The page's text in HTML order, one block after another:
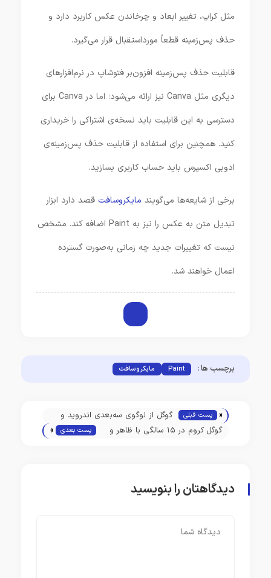
مثل کراپ، تغییر ابعاد و چرخاندن عکس کاربرد دارد و
حذف پس‌زمینه قطعاً مورداستقبال قرار می‌گیرد.
قابلیت حذف پس‌زمینه افزون‌بر فتوشاپ در نرم‌افزارهای
دیگری مثل Canva نیز ارائه می‌شود؛ اما در Canva برای
دسترسی به این قابلیت باید نسخه‌ی اشتراکی را خریداری
کنید. همچنین برای استفاده از قابلیت حذف پس‌زمینه‌ی
ادوبی اکسپرس باید حساب کاربری بسازید.
برخی از شایعه‌ها می‌گویند مایکروسافت قصد دارد ابزار
تبدیل متن به عکس را نیز به Paint اضافه کند. مشخص
نیست که تغییرات جدید چه زمانی به‌صورت گسترده
اعمال خواهند شد.
برچسب ها : Paint مایکروسافت
« پست قبلی
گوگل از لوگوی سه‌بعدی اندروید و
نوشتار جدید آن رونمایی کرد
گوگل کروم در ۱۵ سالگی با ظاهر و
پست بعدی »
دیدگاهتان را بنویسید